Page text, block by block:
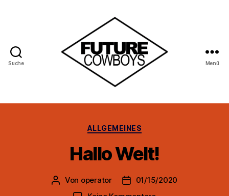
Suche Menü
Kategorien
ALLGEMEINES
Hallo Welt!
Beitragsautor
Von operator Beitragsdatum
01/15/2020